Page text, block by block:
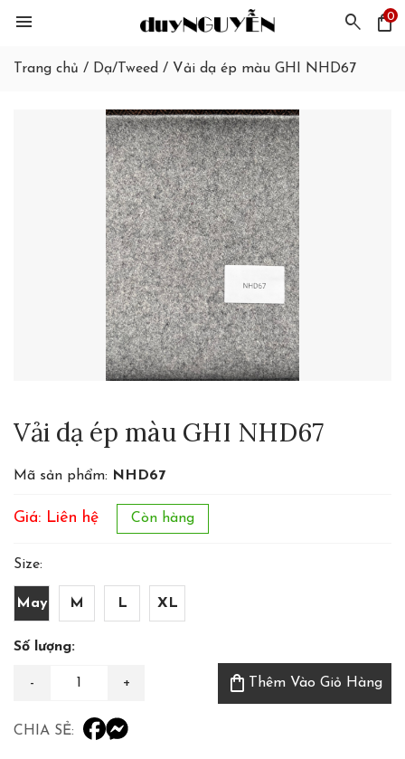
menu search shopping_bag
0
Trang chủ / Dạ/Tweed / Vải dạ ép màu GHI NHD67
Vải dạ ép màu GHI NHD67
Mã sản phẩm: NHD67
Giá: Liên hệ Còn hàng
Size:
May M L XL
Số lượng:
shopping_bag Thêm Vào Giỏ Hàng
CHIA SẺ: